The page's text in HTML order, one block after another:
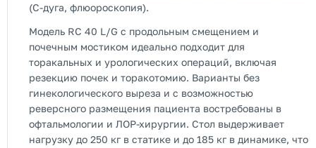
(C-дуга, флюороскопия).
Модель RC 40 L/G с продольным смещением и
почечным мостиком идеально подходит для
торакальных и урологических операций, включая
резекцию почек и торакотомию. Варианты без
гинекологического выреза и с возможностью
реверсного размещения пациента востребованы в
офтальмологии и ЛОР-хирургии. Стол выдерживает
нагрузку до 250 кг в статике и до 185 кг в динамике, что